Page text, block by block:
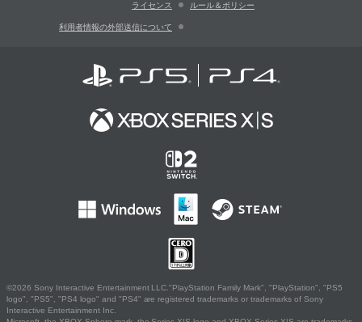
ライセンス ルール＆ポリシー
利用者情報の外部送信について
©2026 Sony Interactive Entertainment LLC."PlayStation Family Mark", "PlayStation", "PS5
logo", "PS5", "PS4 logo" and "PS4" are registered trademarks or trademarks of Sony
Interactive Entertainment Inc.